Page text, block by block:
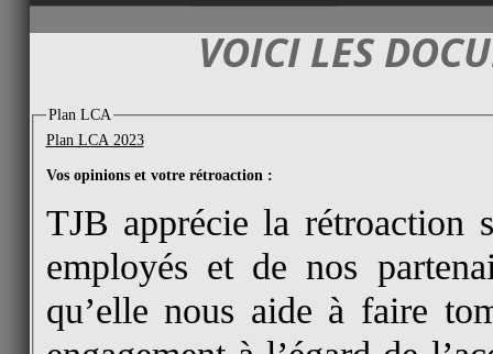
VOICI LES
Plan LCA
Plan LCA 2023
Vos opinions et votre rétroaction :
TJB apprécie la rétroaction
employés et de nos
qu’elle nous aide à faire